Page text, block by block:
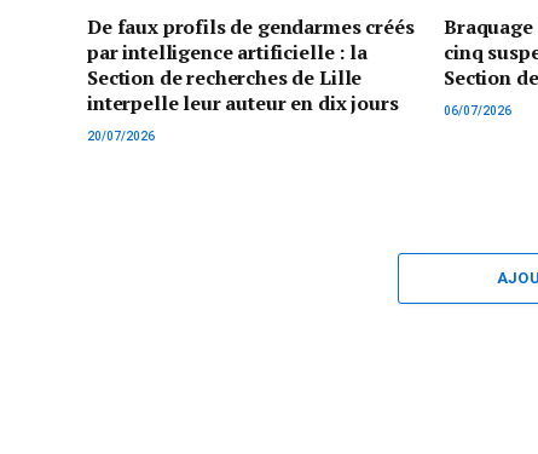
De faux profils de gendarmes créés
par intelligence artificielle : la
Section de recherches de Lille
interpelle leur auteur en dix jours
20/07/2026
Braquage
cinq
Section
06/07/2026